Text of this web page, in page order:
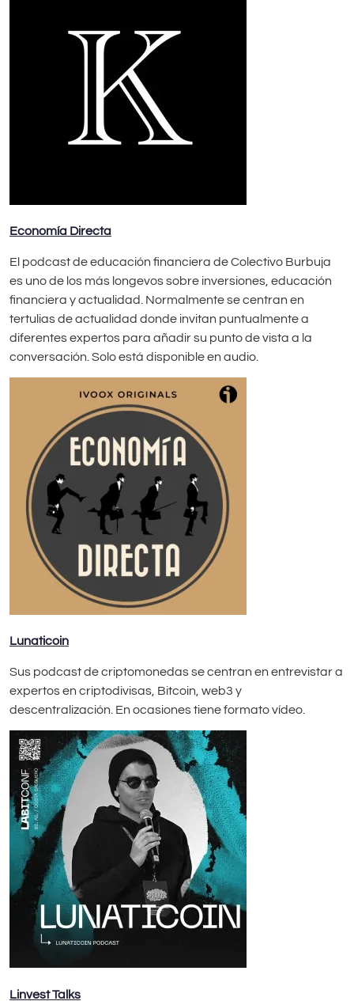
Economía Directa
El podcast de educación financiera de Colectivo Burbuja
es uno de los más longevos sobre inversiones, educación
financiera y actualidad. Normalmente se centran en
tertulias de actualidad donde invitan puntualmente a
diferentes expertos para añadir su punto de vista a la
conversación. Solo está disponible en audio.
Lunaticoin
Sus podcast de criptomonedas se centran en entrevistar a
expertos en criptodivisas, Bitcoin, web3 y
descentralización. En ocasiones tiene formato vídeo.
Linvest Talks